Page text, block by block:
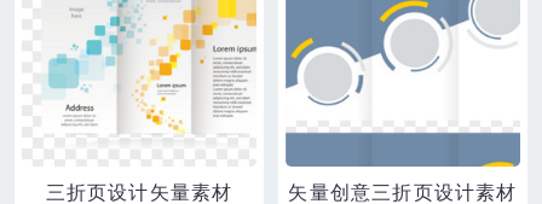
三折页设计矢量素材 矢量创意三折页设计素材